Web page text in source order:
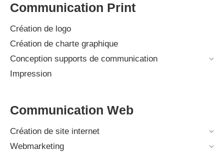
Communication Print
Création de logo
Création de charte graphique
Conception supports de communication
Impression
Communication Web
Création de site internet
Webmarketing